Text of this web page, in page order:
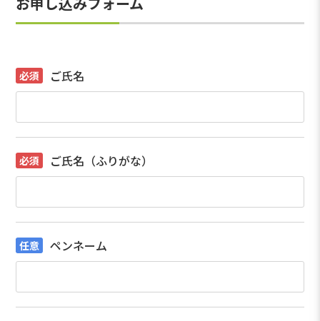
ご氏名
ご氏名（ふりがな）
ペンネーム